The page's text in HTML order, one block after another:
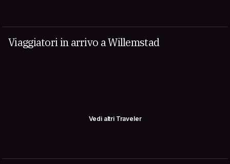
Viaggiatori in arrivo a Willemstad
Vedi altri Traveler